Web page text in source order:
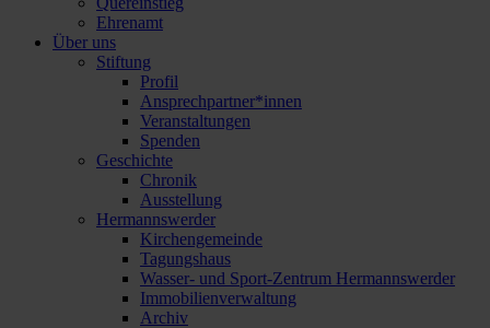
Ehrenamt
Über uns
Stiftung
Profil
Ansprechpartner*innen
Veranstaltungen
Spenden
Geschichte
Chronik
Ausstellung
Hermannswerder
Kirchengemeinde
Tagungshaus
Wasser- und Sport-Zentrum Hermannswerder
Immobilienverwaltung
Archiv